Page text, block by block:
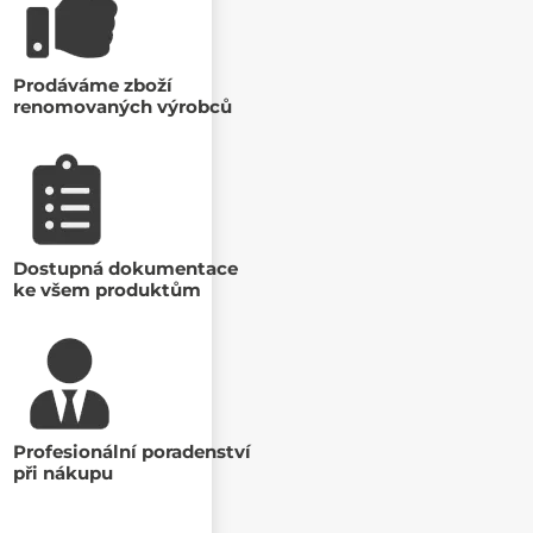
Prodáváme zboží
renomovaných výrobců
Dostupná dokumentace
ke všem produktům
Profesionální poradenství
při nákupu